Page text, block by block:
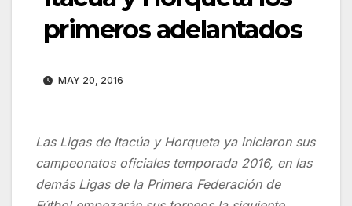
primeros adelantados
MAY 20, 2016
Las Ligas de Itacúa y Horqueta ya iniciaron sus
campeonatos oficiales temporada 2016, en las
demás Ligas de la Primera Federación de